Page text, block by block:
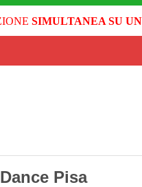
SIMULTANEA SU
Pisa